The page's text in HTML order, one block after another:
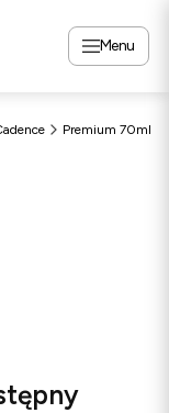
Menu
Premium 70ml